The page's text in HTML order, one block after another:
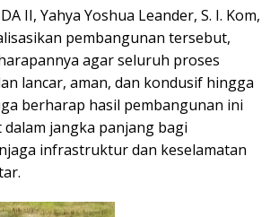
II, Yahya Yoshua Leander, S. I. Kom,
pembangunan tersebut,
agar seluruh proses
lancar, aman, dan kondusif hingga
berharap hasil pembangunan ini
jangka panjang bagi
infrastruktur dan keselamatan